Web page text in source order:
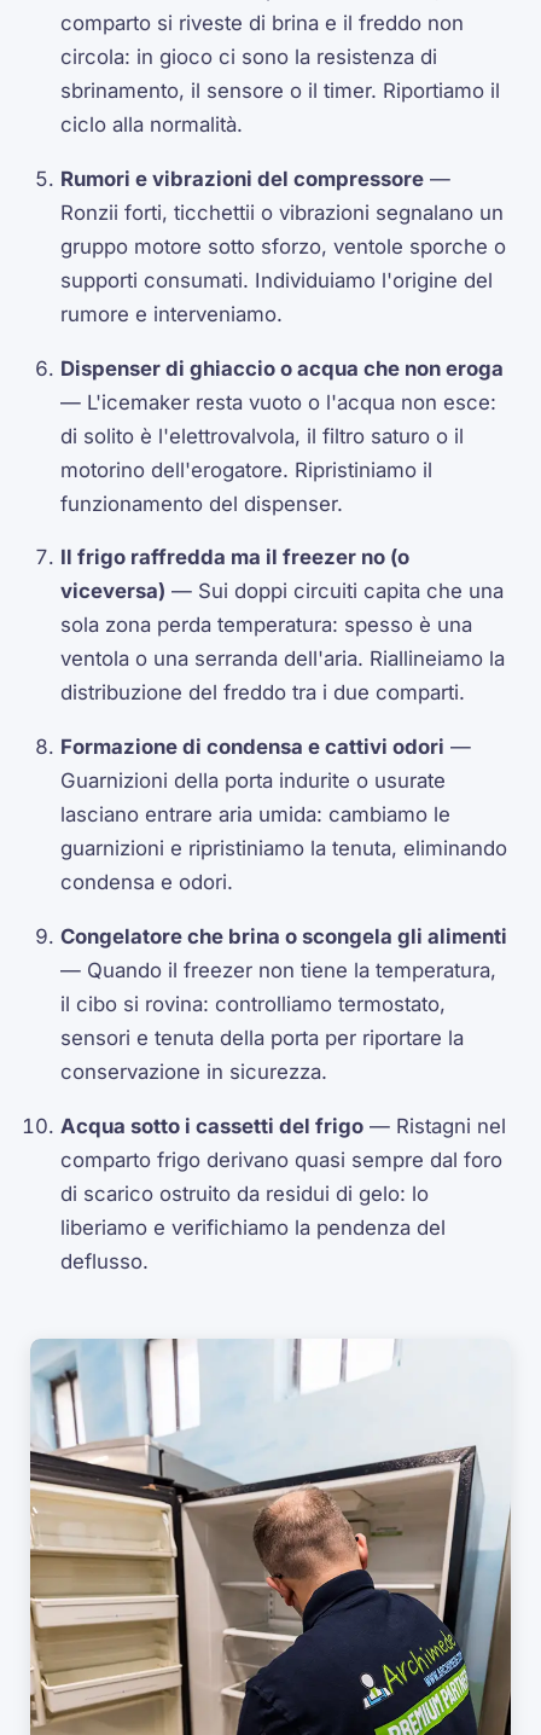
comparto si riveste di brina e il freddo non
circola: in gioco ci sono la resistenza di
sbrinamento, il sensore o il timer. Riportiamo il
ciclo alla normalità.
Rumori e vibrazioni del compressore —
Ronzii forti, ticchettii o vibrazioni segnalano un
gruppo motore sotto sforzo, ventole sporche o
supporti consumati. Individuiamo l'origine del
rumore e interveniamo.
Dispenser di ghiaccio o acqua che non eroga
— L'icemaker resta vuoto o l'acqua non esce:
di solito è l'elettrovalvola, il filtro saturo o il
motorino dell'erogatore. Ripristiniamo il
funzionamento del dispenser.
Il frigo raffredda ma il freezer no (o
viceversa) — Sui doppi circuiti capita che una
sola zona perda temperatura: spesso è una
ventola o una serranda dell'aria. Riallineiamo la
distribuzione del freddo tra i due comparti.
Formazione di condensa e cattivi odori —
Guarnizioni della porta indurite o usurate
lasciano entrare aria umida: cambiamo le
guarnizioni e ripristiniamo la tenuta, eliminando
condensa e odori.
Congelatore che brina o scongela gli alimenti
— Quando il freezer non tiene la temperatura,
il cibo si rovina: controlliamo termostato,
sensori e tenuta della porta per riportare la
conservazione in sicurezza.
Acqua sotto i cassetti del frigo — Ristagni nel
comparto frigo derivano quasi sempre dal foro
di scarico ostruito da residui di gelo: lo
liberiamo e verifichiamo la pendenza del
deflusso.